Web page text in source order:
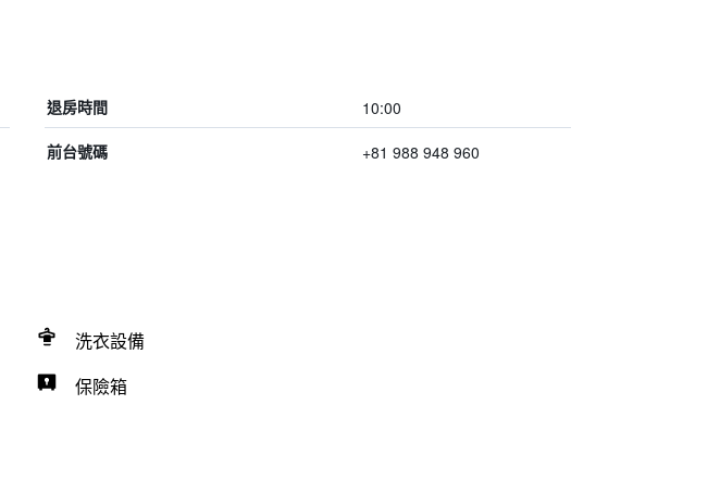
退房時間 10:00
前台號碼 +81 988 948 960
洗衣設備
保險箱